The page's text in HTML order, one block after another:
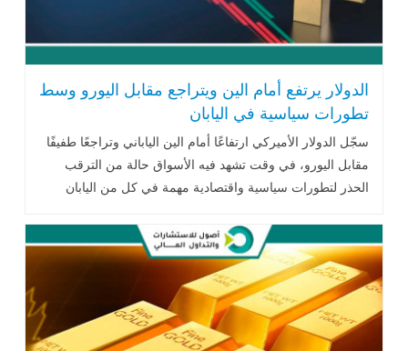
الدولار يرتفع أمام الين ويتراجع مقابل اليورو وسط
تطورات سياسية في اليابان
سجّل الدولار الأميركي ارتفاعًا أمام الين الياباني وتراجعًا طفيفًا
مقابل اليورو، في وقت تشهد فيه الأسواق حالة من الترقب
الحذر لتطورات سياسية واقتصادية مهمة في كل من اليابان